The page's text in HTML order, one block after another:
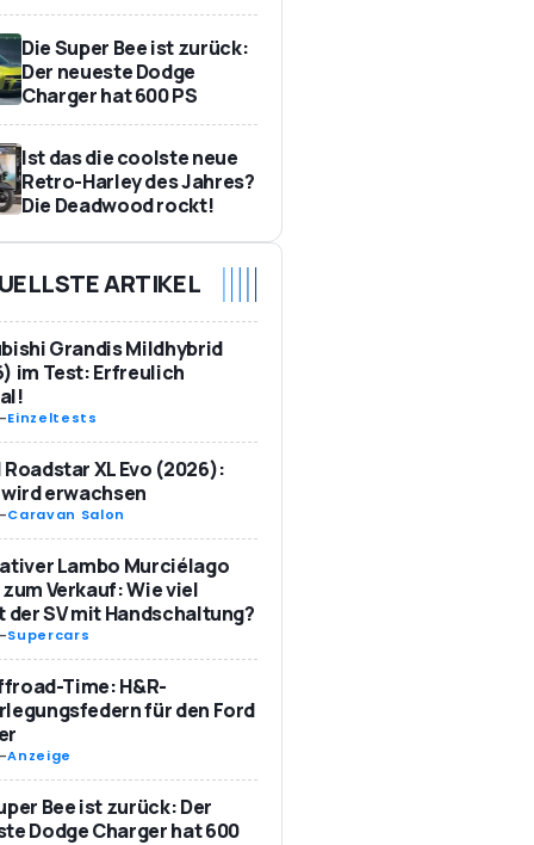
Die Super Bee ist zurück:
Der neueste Dodge
Charger hat 600 PS
Ist das die coolste neue
Retro-Harley des Jahres?
Die Deadwood rockt!
ARTIKEL
Grandis Mildhybrid
im Test: Erfreulich
Einzeltests
XL Evo (2026):
wird erwachsen
Caravan Salon
Lambo Murciélago
Verkauf: Wie viel
der SV mit Handschaltung?
Supercars
Time: H&R-
für den Ford
Anzeige
Bee ist zurück: Der
Dodge Charger hat 600